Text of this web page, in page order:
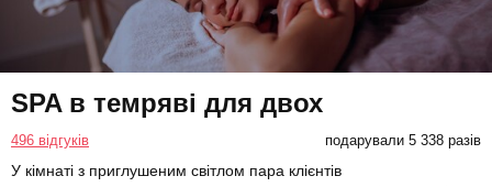
SPA в темряві для двох
496 відгуків подарували 5 338 разів
У кімнаті з приглушеним світлом пара клієнтів